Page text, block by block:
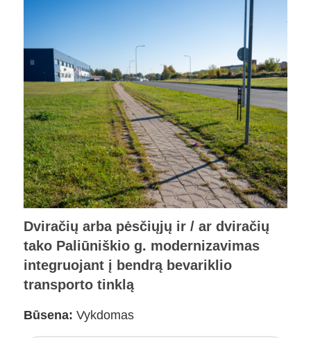
Dviračių arba pėsčiųjų ir / ar dviračių
tako Paliūniškio g. modernizavimas
integruojant į bendrą bevariklio
transporto tinklą
Būsena: Vykdomas